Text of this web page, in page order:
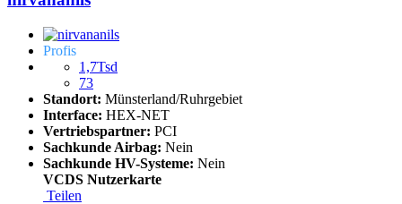
Profis
1,7Tsd
73
Standort: Münsterland/Ruhrgebiet
Interface: HEX-NET
Vertriebspartner: PCI
Sachkunde Airbag: Nein
Sachkunde HV-Systeme: Nein
VCDS Nutzerkarte
Teilen